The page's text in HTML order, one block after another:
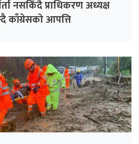
नसकिँदै प्राधिकरण अध्यक्ष
काँग्रेसको आपत्ति